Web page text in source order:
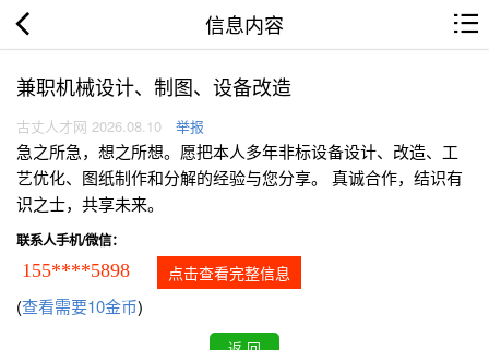
信息内容
兼职机械设计、制图、设备改造
古丈人才网 2026.08.10 举报
急之所急，想之所想。愿把本人多年非标设备设计、改造、工
艺优化、图纸制作和分解的经验与您分享。 真诚合作，结识有
识之士，共享未来。
联系人手机/微信：
155****5898 点击查看完整信息
(查看需要10金币)